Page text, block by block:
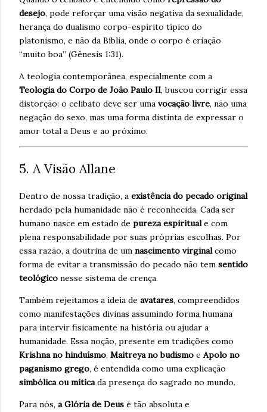
desejo, pode reforçar uma visão negativa da sexualidade,
herança do dualismo corpo-espírito típico do
platonismo, e não da Bíblia, onde o corpo é criação
“muito boa” (Gênesis 1:31).
A teologia contemporânea, especialmente com a
Teologia do Corpo de João Paulo II, buscou corrigir essa
distorção: o celibato deve ser uma vocação livre, não uma
negação do sexo, mas uma forma distinta de expressar o
amor total a Deus e ao próximo.
5. A Visão Allane
Dentro de nossa tradição, a existência do pecado original
herdado pela humanidade não é reconhecida. Cada ser
humano nasce em estado de pureza espirituale com
plena responsabilidade por suas próprias escolhas. Por
essa razão, a doutrina de um nascimento virginalcomo
forma de evitar a transmissão do pecado não tem sentido
teológico nesse sistema de crença.
Também rejeitamos a ideia de avatares, compreendidos
como manifestações divinas assumindo forma humana
para intervir fisicamente na história ou ajudar a
humanidade. Essa noção, presente em tradições como
Krishna no hinduísmo, Maitreya no budismo e Apolo no
paganismo grego, é entendida como uma explicação
simbólica ou míticada presença do sagrado no mundo.
Para nós, a Glória de Deus é tão absoluta e